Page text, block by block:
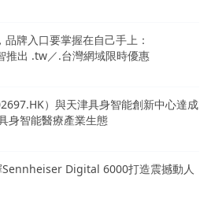
牌入口要掌握在自己手上：
推出 .tw／.台灣網域限時優惠
）與天津具身智能創新中心達成
身智能醫療產業生態
Sennheiser Digital 6000打造震撼動人